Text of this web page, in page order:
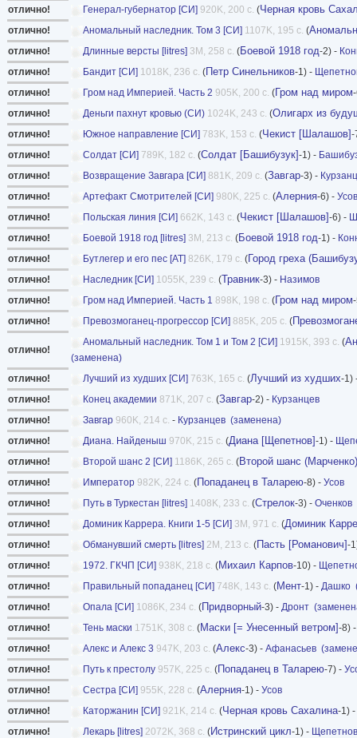
отлично!
Генерал-губернатор [СИ] 920K, 200 с. (Черная кровь
отлично! Аномальный наследник. Том 3 [СИ] 1107K, 195 с. (
отлично! Длинные версты [litres] 3M, 258 с. (Боевой 1918 год-2) -
отлично!
Бандит [СИ] 1018K, 236 с. (Петр Синельников-1) -
отлично!
Гром над Империей. Часть 2 905K, 200 с. (Гром над миром
отлично!
Деньги пахнут кровью (СИ) 1024K, 243 с. (Олигарх из
отлично! Южное направление [СИ] 783K, 153 с. (Чекист [Шалашов]-
отлично!
Солдат [СИ] 789K, 182 с. (Солдат [Башибузук]-1) -
отлично!
Возвращение Завгара [СИ] 881K, 209 с. (Завгар-3) -
отлично!
Артефакт Смотрителей [СИ] 980K, 225 с. (Алерния-6) - Усов
отлично!
Польская линия [СИ] 662K, 143 с. (Чекист [Шалашов]-6) -
отлично!
Боевой 1918 год [litres] 3M, 213 с. (Боевой 1918 год-1) -
отлично!
Бутлегер и его пес [AT] 826K, 179 с. (Город греха
отлично! Наследник [СИ] 1055K, 239 с. (Травник-3) - Назимов
отлично!
Гром над Империей. Часть 1 898K, 198 с. (Гром над миром
отлично!
Превозмоганец-прогрессор [СИ] 885K, 205 с. (
отлично!
Аномальный наследник. Том 1 и Том 2 [СИ] 1915K, 393 с. (
(заменена)
отлично!
Лучший из худших [СИ] 763K, 165 с. (Лучший из худших-1)
отлично!
Конец академии 871K, 207 с. (Завгар-2) - Курзанцев
отлично!
Завгар 960K, 214 с. - Курзанцев (заменена)
отлично!
Диана. Найденыш 970K, 215 с. (Диана [Щепетнов]-1) -
отлично!
Второй шанс 2 [СИ] 1186K, 265 с. (Второй шанс (Марченко)
отлично! Император 982K, 224 с. (Попаданец в Таларею-8) - Усов
отлично!
Путь в Туркестан [litres] 1408K, 233 с. (Стрелок-3) - Оченков
отлично!
Доминик Каррера. Книги 1-5 [СИ] 3M, 971 с. (Доминик
отлично! Обманувший смерть [litres] 2M, 213 с. (Пасть [Романович]-
отлично!
1972. ГКЧП [СИ] 938K, 218 с. (Михаил Карпов-10) -
отлично!
Правильный попаданец [СИ] 748K, 143 с. (Мент-1) - Дашко
отлично!
Опала [СИ] 1086K, 234 с. (Придворный-3) - Дронт
отлично!
Тень маски 1751K, 308 с. (Маски [= Унесенный ветром]-8)
отлично!
Алекс и Алекс 3 947K, 203 с. (Алекс-3) - Афанасьев
отлично!
Путь к престолу 957K, 225 с. (Попаданец в Таларею-7) -
отлично!
Сестра [СИ] 955K, 228 с. (Алерния-1) - Усов
отлично!
Каторжанин [СИ] 921K, 214 с. (Черная кровь Сахалина-1) -
отлично!
Лекарь [litres] 2072K, 368 с. (Истринский цикл-1) - Щепетнов